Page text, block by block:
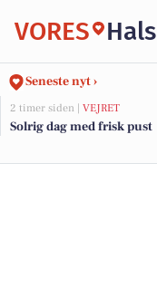
VORES Hals
Seneste nyt ›
2 timer siden | VEJRET
Solrig dag med frisk pust